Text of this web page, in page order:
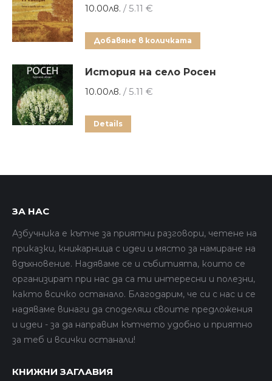
10.00лв. / 5.11 €
Добавяне в количката
История на село Росен
10.00лв. / 5.11 €
Details
ЗА НАС
Азбучника е кътче за приятни разговори, четене на
приказки, книжарница с идеи и място за намиране на
вдъхновение. Надяваме се и събитията, които се
организират при нас да са ти интересни и полезни,
както всичко останало. Благодарим, че си с нас и се
надяваме винаги да споделяш своите предложения
и идеи - за да направим кътчето удобно и приятно
за теб и всички останали!
КНИЖНИ ЗАГЛАВИЯ